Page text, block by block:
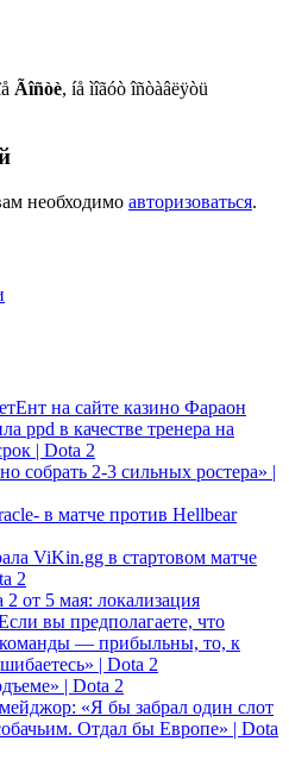
Ãîñòè, íå ìîãóò îñòàâëÿòü
необходимо авторизоваться.
на сайте казино Фараон
ppd в качестве тренера на
| Dota 2
собрать 2-3 сильных ростера» |
в матче против Hellbear
ViKin.gg в стартовом матче
2
от 5 мая: локализация
вы предполагаете, что
— прибыльны, то, к
| Dota 2
| Dota 2
«Я бы забрал один слот
Отдал бы Европе» | Dota